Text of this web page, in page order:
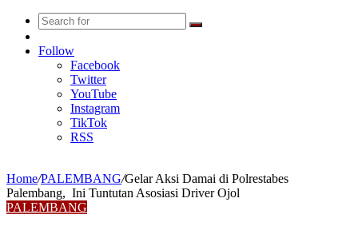
Search
Article
Follow
Facebook
Twitter
YouTube
Instagram
TikTok
RSS
Home/PALEMBANG/Gelar Aksi Damai di Polrestabes
Palembang, Ini Tuntutan Asosiasi Driver Ojol
PALEMBANG